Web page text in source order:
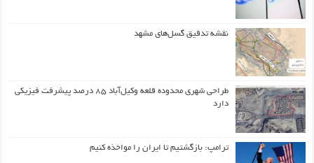
نقشه تدقیق گسل‌های مشهد
طراحی شهری محدوده قلعه وکیل‌آباد ۸۵ درصد پیشرفت فیزیکی
دارد
ترامپ: بازگشتیم تا ایران را مواخذه کنیم